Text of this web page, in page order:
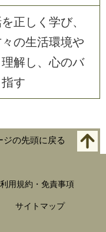
正しく学び、
の生活環境や
解し、心のバ
す
ジの先頭に戻る
利用規約・免責事項
サイトマップ